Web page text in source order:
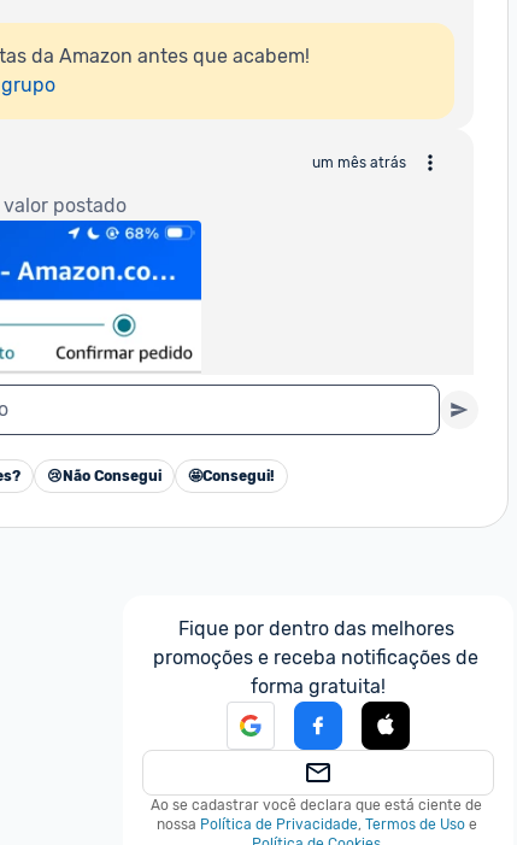
da Amazon antes que acabem!
um mês atrás
postado
😢 Não Consegui 🤩Consegui!
Fique por dentro das melhores
promoções e receba notificações de
forma gratuita!
Ao se cadastrar você declara que está ciente de
nossa Política de Privacidade, Termos de Uso e